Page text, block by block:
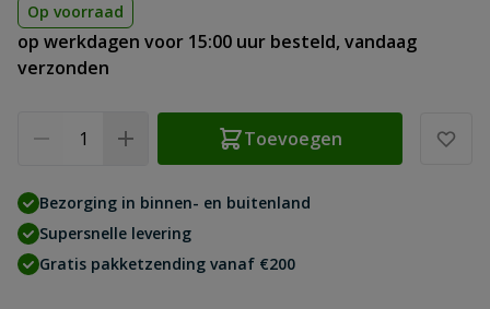
Op voorraad
op werkdagen voor 15:00 uur besteld, vandaag
verzonden
Toevoegen
Bezorging in binnen- en buitenland
Supersnelle levering
Gratis pakketzending vanaf €200